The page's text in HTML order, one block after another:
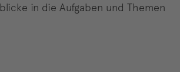
in die Aufgaben und Themen